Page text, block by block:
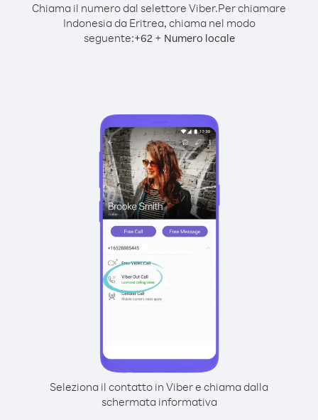
Chiama il numero dal selettore Viber.Per chiamare
Indonesia da Eritrea, chiama nel modo
seguente:+62+ Numero locale
Seleziona il contatto in Viber e chiama dalla
schermata informativa